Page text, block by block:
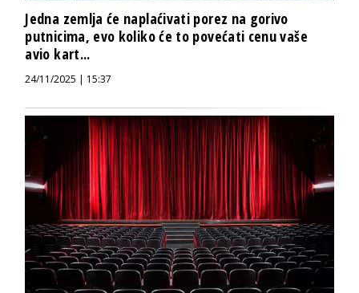
Jedna zemlja će naplaćivati porez na gorivo
putnicima, evo koliko će to povećati cenu vaše
avio kart...
24/11/2025 | 15:37